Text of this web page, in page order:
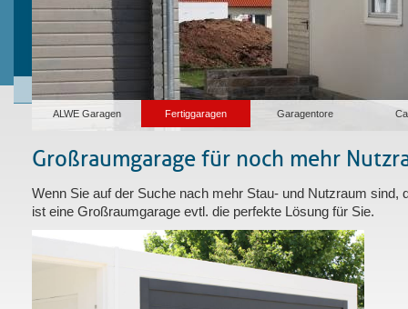
ALWE Garagen Fertiggaragen Garagentore
Großraumgarage für noch mehr
Wenn Sie auf der Suche nach mehr Stau- und Nutzraum sind,
ist eine Großraumgarage evtl. die perfekte Lösung für Sie.